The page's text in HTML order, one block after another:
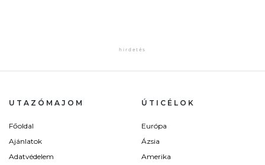
UTAZÓMAJOM
Főoldal
Ajánlatok
Adatvédelem
ÚTICÉLOK
Európa
Ázsia
Amerika